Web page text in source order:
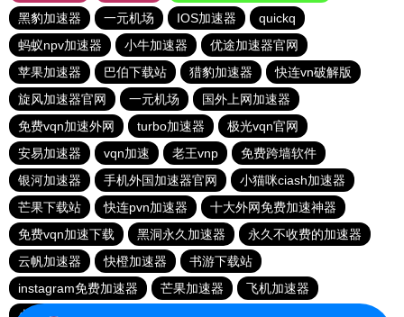
黑豹加速器
一元机场 IOS加速器
quickq
蚂蚁npv加速器
小牛加速器
优途加速器官网
苹果加速器
巴伯下载站 猎豹加速器
快连vn破解版
旋风加速器官网
一元机场
国外上网加速器
免费vqn加速外网
turbo加速器
极光vqn官网
安易加速器
vqn加速 老王vnp
免费跨墙软件
银河加速器
手机外国加速器官网
小猫咪ciash加速器
芒果下载站
快连pvn加速器
十大外网免费加速神器
免费vqn加速下载
黑洞永久加速器
永久不收费的加速器
云帆加速器
快橙加速器
书游下载站
instagram免费加速器
芒果加速器
飞机加速器